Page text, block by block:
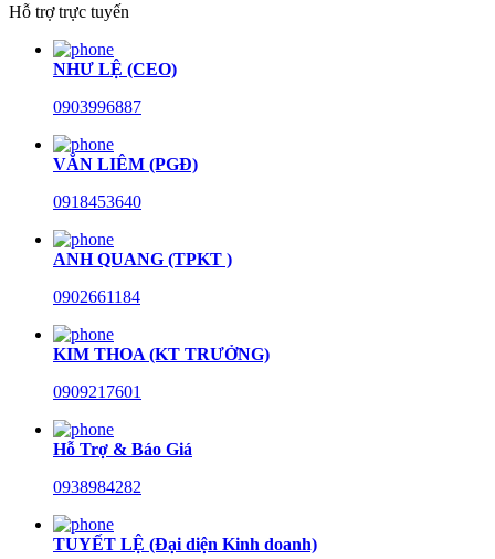
Hỗ trợ trực tuyến
NHƯ LỆ (CEO)
0903996887
VĂN LIÊM (PGĐ)
0918453640
ANH QUANG (TPKT )
0902661184
KIM THOA (KT TRƯỞNG)
0909217601
Hỗ Trợ & Báo Giá
0938984282
TUYẾT LỆ (Đại diện Kinh doanh)